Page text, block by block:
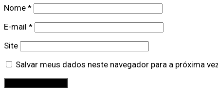
Nome *
E-mail *
Site
Salvar meus dados neste navegador para a próxima